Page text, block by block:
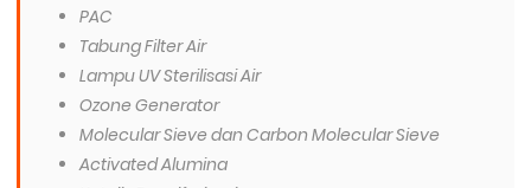
PAC
Tabung Filter Air
Lampu UV Sterilisasi Air
Ozone Generator
Molecular Sieve dan Carbon Molecular Sieve
Activated Alumina